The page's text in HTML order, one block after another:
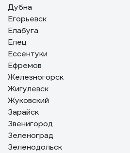
Дубна
Егорьевск
Елабуга
Елец
Ессентуки
Ефремов
Железногорск
Жигулевск
Жуковский
Зарайск
Звенигород
Зеленоград
Зеленодольск